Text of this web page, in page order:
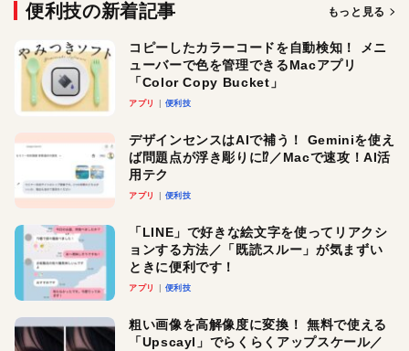
便利技の新着記事 もっと見る
コピーしたカラーコードを自動検知！ メニ
ューバーで色を管理できるMacアプリ
「Color Copy Bucket」
アプリ 便利技
デザインセンスはAIで補う！ Geminiを使え
ば問題点が浮き彫りに⁉︎／Macで速攻！AI活
用テク
アプリ 便利技
「LINE」で好きな絵文字を使ってリアクシ
ョンする方法／「既読スルー」が気まずい
ときに便利です！
アプリ 便利技
粗い画像を高解像度に変換！ 無料で使える
「Upscayl」でらくらくアップスケール／